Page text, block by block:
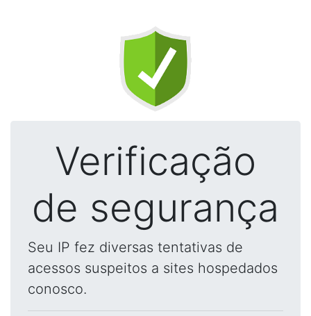
Verificação
de segurança
Seu IP fez diversas tentativas de
acessos suspeitos a sites hospedados
conosco.